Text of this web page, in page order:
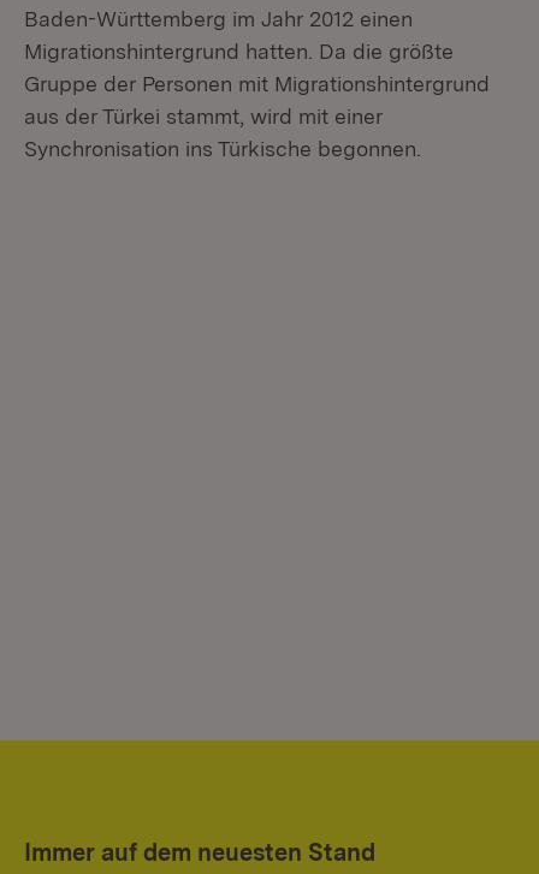
Baden-Württemberg im Jahr 2012 einen
Migrationshintergrund hatten. Da die größte
Gruppe der Personen mit Migrationshintergrund
aus der Türkei stammt, wird mit einer
Synchronisation ins Türkische begonnen.
Immer auf dem neuesten Stand